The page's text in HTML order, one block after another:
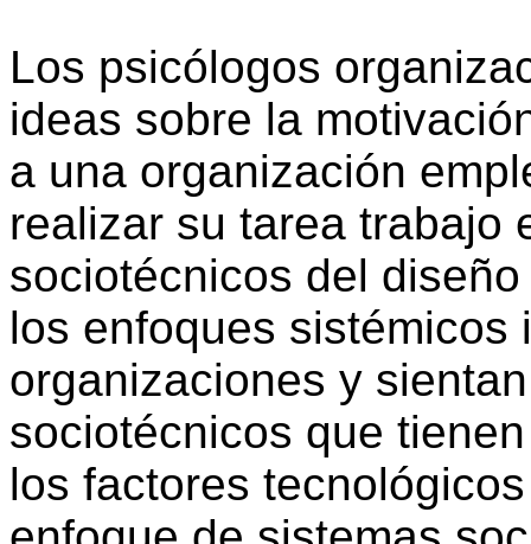
Los psicólogos
ideas sobre la
a una organización
realizar su tarea trabajo
sociotécnicos del
los enfoques
organizaciones y
sociotécnicos que
los factores